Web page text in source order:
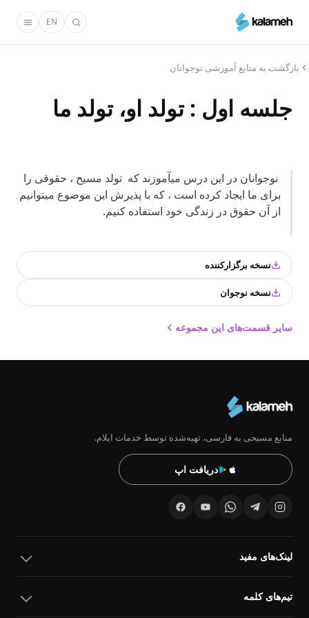
محتوای
EN
بازگشت به منابع آموزشی نوجوانان
جلسه اول : تولد او، تولد ما
نوجوانان در این درس میآموزند که تولد مسیح ، حقوقی را
برای ما ایجاد کرده است ، که با پذیرش این موضوع میتوانیم
از آن حقوق در زندگی خود استفاده کنیم.
نسخه برگزارکننده
نسخه نوجوان
سایر قسمت‌های این مجموعه
منابع مسیحی به فارسی، تهیه‌شده توسط خدمات ایلام.
دریافت اپ
لینک‌های مفید
تیم‌های کلمه